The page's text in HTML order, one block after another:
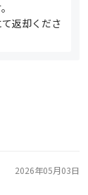
返却くださ
2026年05月03日